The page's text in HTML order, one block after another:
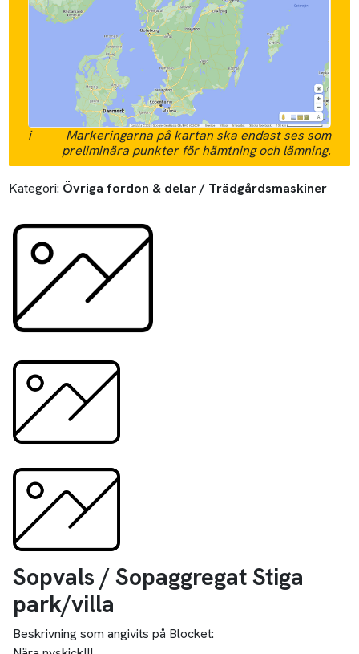
i
Markeringarna på kartan ska endast ses som
preliminära punkter för hämtning och lämning.
Kategori: Övriga fordon & delar / Trädgårdsmaskiner
Sopvals / Sopaggregat Stiga
park/villa
Beskrivning som angivits på Blocket: